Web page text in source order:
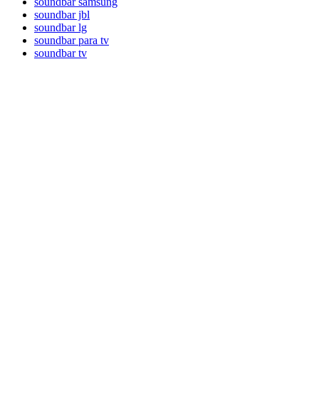
soundbar jbl
soundbar lg
soundbar para tv
soundbar tv